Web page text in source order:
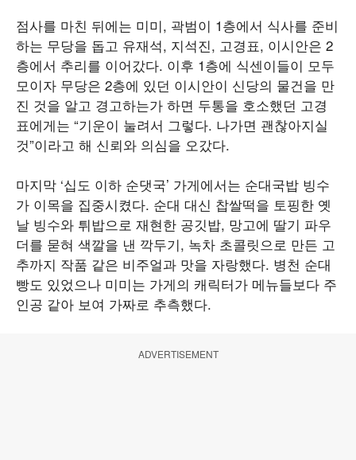
점사를 마친 뒤에는 미미, 곽범이 1층에서 식사를 준비
하는 무당을 돕고 유재석, 지석진, 고경표, 이시안은 2
층에서 추리를 이어갔다. 이후 1층에 식센이들이 모두
모이자 무당은 2층에 있던 이시안이 신당의 물건을 만
진 것을 알고 경고하는가 하면 두통을 호소했던 고경
표에게는 “기운이 눌려서 그렇다. 나가면 괜찮아지실
것”이라고 해 신뢰와 의심을 오갔다.
마지막 ‘십도 이하 순댓국’ 가게에서는 순대국밥 빙수
가 이목을 집중시켰다. 순대 대신 찹쌀떡을 토핑한 옛
날 빙수와 튀밥으로 재현한 공깃밥, 망고에 딸기 파우
더를 묻혀 색깔을 낸 깍두기, 녹차 초콜릿으로 만든 고
추까지 작품 같은 비주얼과 맛을 자랑했다. 병천 순대
빵도 있었으나 미미는 가게의 캐릭터가 메뉴들보다 주
인공 같아 보여 가짜로 추측했다.
ADVERTISEMENT